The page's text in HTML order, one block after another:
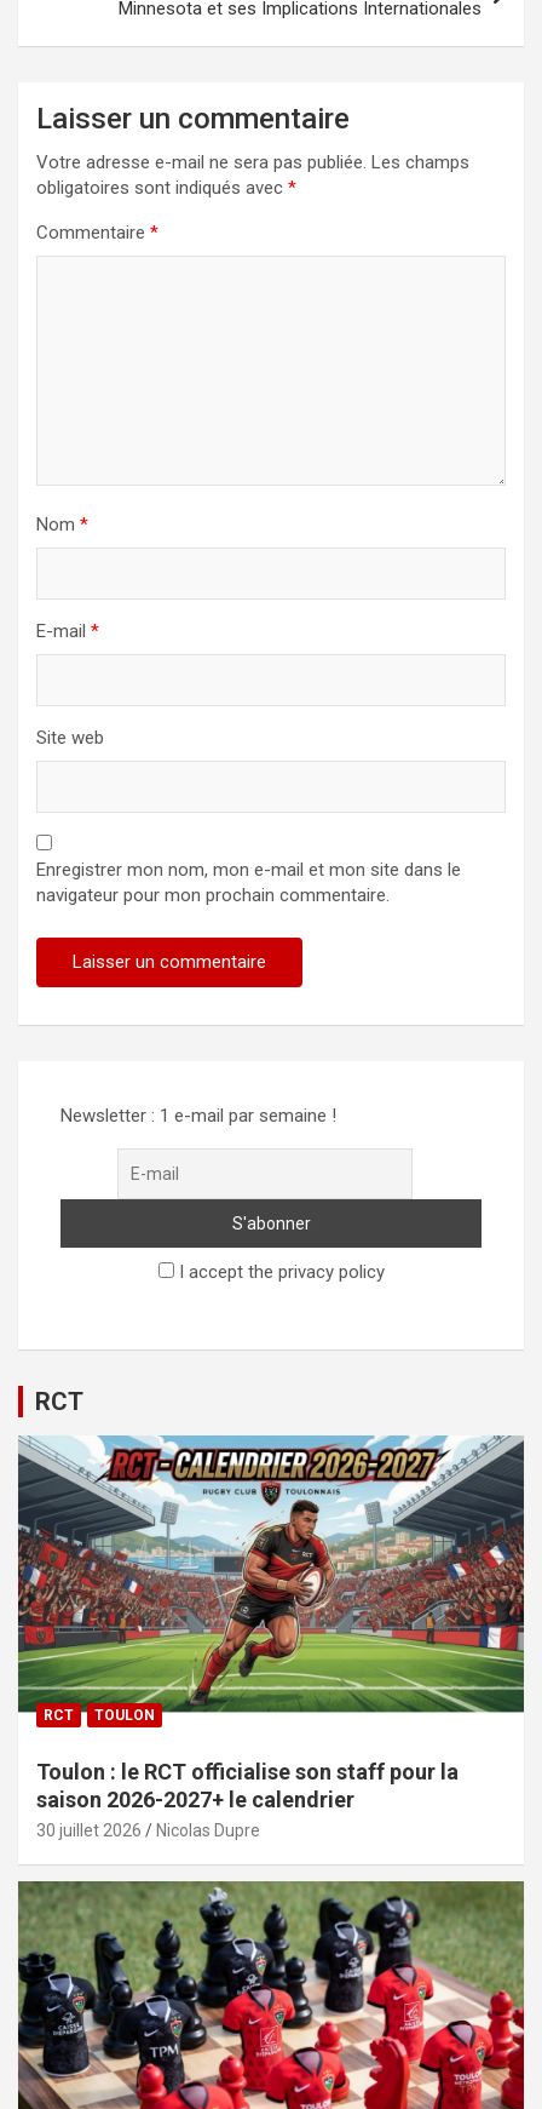
Minnesota et ses Implications Internationales
Laisser un commentaire
Votre adresse e-mail ne sera pas publiée. Les champs
obligatoires sont indiqués avec *
Commentaire *
Nom *
E-mail *
Site web
Enregistrer mon nom, mon e-mail et mon site dans le
navigateur pour mon prochain commentaire.
Newsletter : 1 e-mail par semaine !
I accept the privacy policy
RCT
RCT TOULON
Toulon : le RCT officialise son staff pour la
saison 2026-2027+ le calendrier
30 juillet 2026 Nicolas Dupre